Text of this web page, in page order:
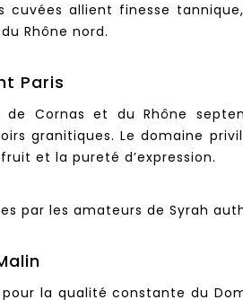
cuvées allient finesse
Rhône nord.
Paris
de Cornas et du Rhône
granitiques. Le domaine
et la pureté d’expression.
par les amateurs de Syrah
la qualité constante du